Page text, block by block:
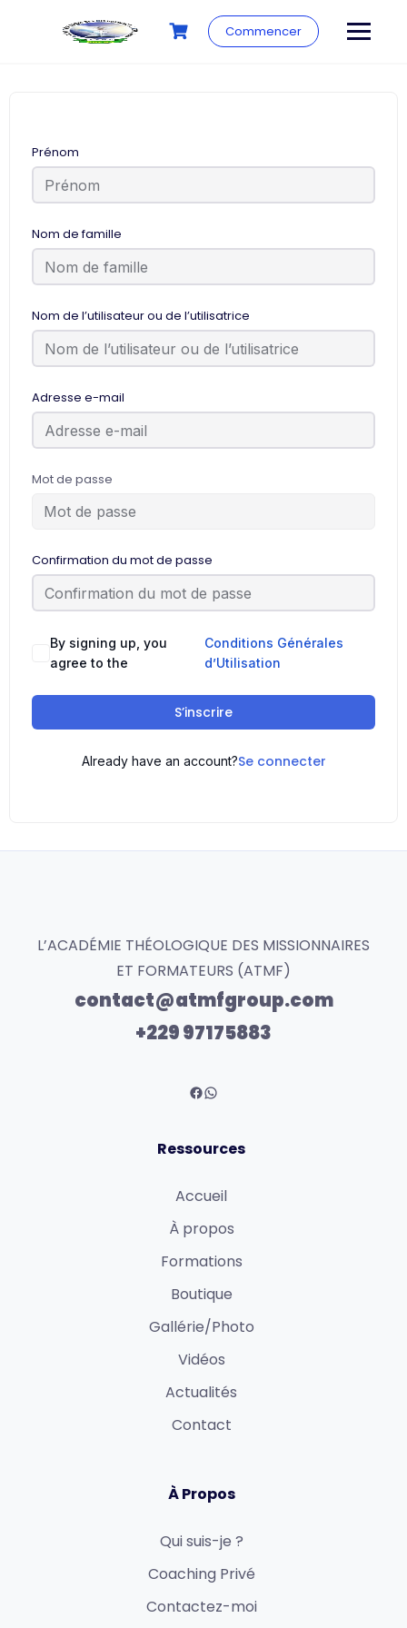
Commencer
Prénom
Nom de famille
Nom de l’utilisateur ou de l’utilisatrice
Adresse e-mail
Mot de passe
Confirmation du mot de passe
By signing up, you
agree to the
Conditions Générales
d’Utilisation
S’inscrire
Already have an account?Se connecter
L’ACADÉMIE THÉOLOGIQUE DES MISSIONNAIRES
ET FORMATEURS (ATMF)
contact@atmfgroup.com
+229 97175883
Ressources
Accueil
À propos
Formations
Boutique
Gallérie/Photo
Vidéos
Actualités
Contact
À Propos
Qui suis-je ?
Coaching Privé
Contactez-moi